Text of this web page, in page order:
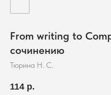
From writing to
сочинению
Тюрина Н. С.
114 р.